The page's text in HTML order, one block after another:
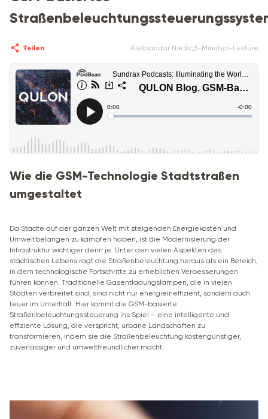
Teilen Aleksandar Nikolic,5-Minuten-Lektüre
Wie die GSM-Technologie Stadtstraßen
umgestaltet
Da Städte auf der ganzen Welt mit steigenden Energiekosten und
Umweltbelangen zu kämpfen haben, ist die Modernisierung der
Infrastruktur wichtiger denn je. Unter den vielen Aspekten des
städtischen Lebens ragt die Straßenbeleuchtung heraus als ein Bereich,
in dem technologische Fortschritte zu erheblichen Verbesserungen
führen können. Traditionelle Gasentladungslampen, die in vielen
Städten verbreitet sind, sind nicht nur energieineffizient, sondern auch
teuer im Unterhalt. Hier kommt die GSM-basierte
Straßenbeleuchtungssteuerung ins Spiel – eine intelligente und
effiziente Lösung, die verspricht, urbane Landschaften zu
transformieren, indem sie die Straßenbeleuchtung kostengünstiger,
zuverlässiger und umweltfreundlicher macht.